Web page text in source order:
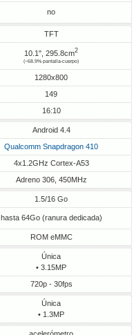
no
TFT
10.1", 295.8cm2
(~68.9% pantalla-cuerpo)
1280x800
149
16:10
Android 4.4
Qualcomm Snapdragon 410
4x1.2GHz Cortex-A53
Adreno 306, 450MHz
1.5/16 Go
hasta 64Go (ranura dedicada)
ROM eMMC
Única
• 3.15MP
720p - 30fps
Única
• 1.3MP